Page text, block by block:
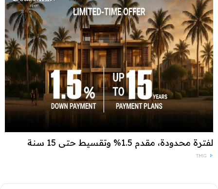
لفترة محدودة، مقدم 1.5% وتقسيط حتى 15 سنة
TMG